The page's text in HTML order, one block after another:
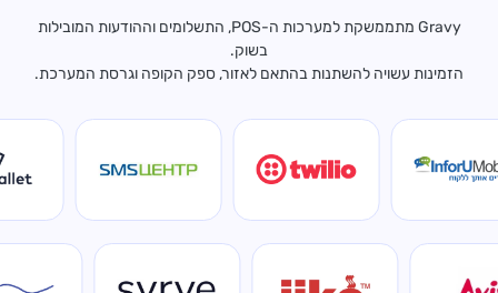
Gravy מתממשקת למערכות ה-POS, התשלומים וההודעות המובילות
בשוק.
הזמינות עשויה להשתנות בהתאם לאזור, ספק הקופה וגרסת המערכת.